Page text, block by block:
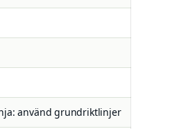
använd grundriktlinjer